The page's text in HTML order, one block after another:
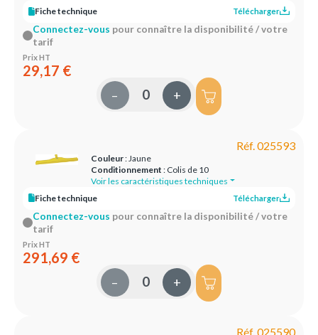
Fiche technique
Télécharger
Connectez-vous pour connaître la disponibilité / votre
tarif
Prix HT
29,17 €
– +
Réf. 025593
Couleur: Jaune
Conditionnement : Colis de 10
Voir les caractéristiques techniques
Fiche technique
Télécharger
Connectez-vous pour connaître la disponibilité / votre
tarif
Prix HT
291,69 €
– +
Réf. 025590